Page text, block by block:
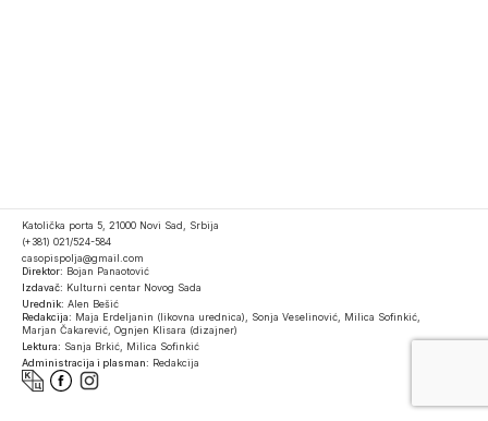
Katolička porta 5, 21000 Novi Sad, Srbija
(+381) 021/524-584
casopispolja@gmail.com
Direktor: Bojan Panaotović
Izdavač: Kulturni centar Novog Sada
Urednik: Alen Bešić
Redakcija: Maja Erdeljanin (likovna urednica), Sonja Veselinović, Milica Sofinkić,
Marjan Čakarević, Ognjen Klisara (dizajner)
Lektura: Sanja Brkić, Milica Sofinkić
Administracija i plasman: Redakcija